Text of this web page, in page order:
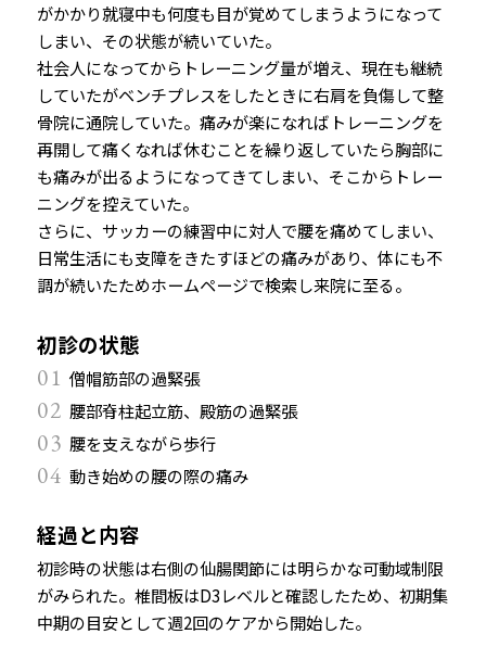
がかかり就寝中も何度も目が覚めてしまうようになって
しまい、その状態が続いていた。
社会人になってからトレーニング量が増え、現在も継続
していたがベンチプレスをしたときに右肩を負傷して整
骨院に通院していた。痛みが楽になればトレーニングを
再開して痛くなれば休むことを繰り返していたら胸部に
も痛みが出るようになってきてしまい、そこからトレー
ニングを控えていた。
さらに、サッカーの練習中に対人で腰を痛めてしまい、
日常生活にも支障をきたすほどの痛みがあり、体にも不
調が続いたためホームページで検索し来院に至る。
初診の状態
01 僧帽筋部の過緊張
02 腰部脊柱起立筋、殿筋の過緊張
03 腰を支えながら歩行
04 動き始めの腰の際の痛み
経過と内容
初診時の状態は右側の仙腸関節には明らかな可動域制限
がみられた。椎間板はD3レベルと確認したため、初期集
中期の目安として週2回のケアから開始した。